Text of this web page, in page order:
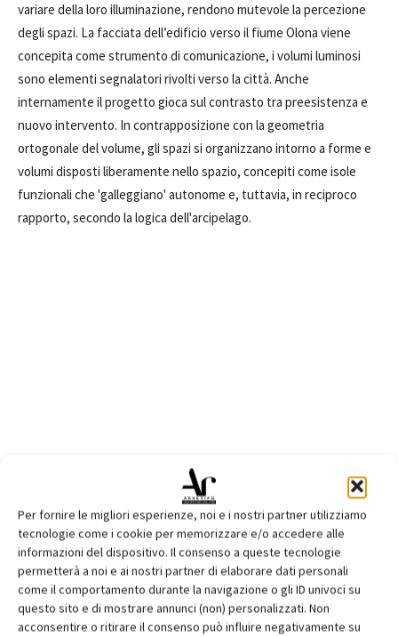
Per fornire le migliori esperienze, noi e i nostri partner utilizziamo
tecnologie come i cookie per memorizzare e/o accedere alle
informazioni del dispositivo. Il consenso a queste tecnologie
permetterà a noi e ai nostri partner di elaborare dati personali
come il comportamento durante la navigazione o gli ID univoci su
questo sito e di mostrare annunci (non) personalizzati. Non
acconsentire o ritirare il consenso può influire negativamente su
variare della loro illuminazione, rendono mutevole la percezione
degli spazi. La facciata dell’edificio verso il fiume Olona viene
concepita come strumento di comunicazione, i volumi luminosi
sono elementi segnalatori rivolti verso la città. Anche
internamente il progetto gioca sul contrasto tra preesistenza e
nuovo intervento. In contrapposizione con la geometria
ortogonale del volume, gli spazi si organizzano intorno a forme e
volumi disposti liberamente nello spazio, concepiti come isole
funzionali che 'galleggiano' autonome e, tuttavia, in reciproco
rapporto, secondo la logica dell'arcipelago.
DAP Studio